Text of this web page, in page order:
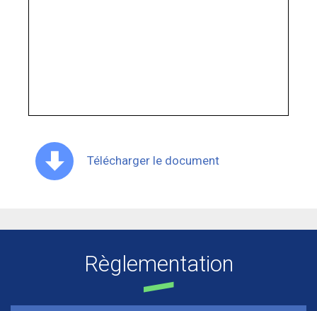
Télécharger le document
Règlementation